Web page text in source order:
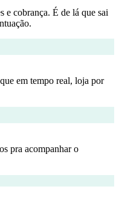
e cobrança. É de lá que sai
em tempo real, loja por
pra acompanhar o